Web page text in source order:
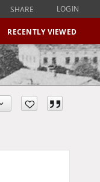
SHARE LOGIN
RECENTLY VIEWED